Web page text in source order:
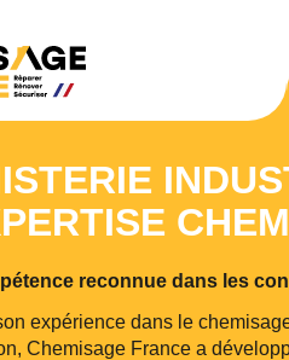
reconnue dans les
expérience dans le
Chemisage France a